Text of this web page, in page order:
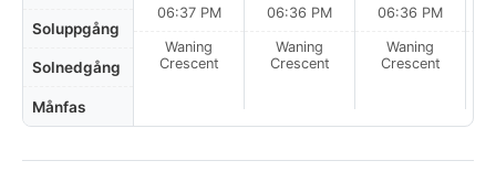
Soluppgång
Solnedgång
Månfas
06:37 PM
Waning
Crescent
06:36 PM
Waning
Crescent
06:36 PM
Waning
Crescent